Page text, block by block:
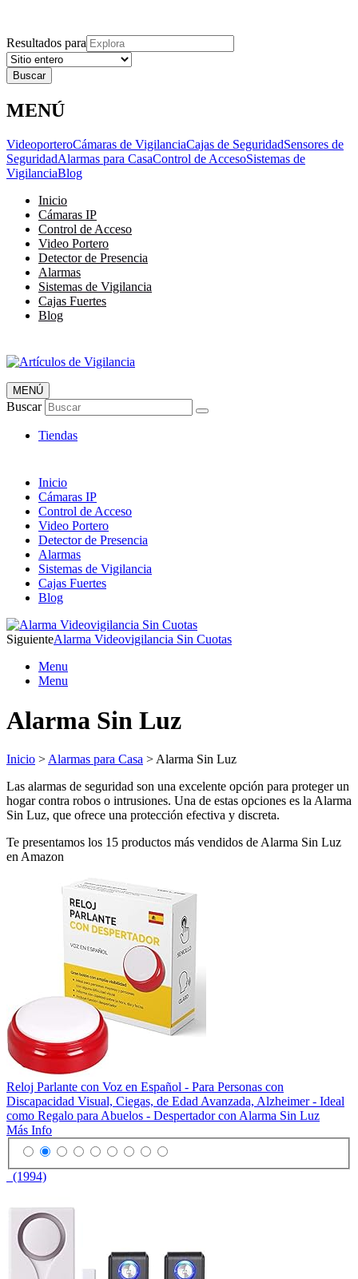
Resultados para
MENÚ
VideoporteroCámaras de VigilanciaCajas de SeguridadSensores de
SeguridadAlarmas para CasaControl de AccesoSistemas de
VigilanciaBlog
Inicio
Cámaras IP
Control de Acceso
Video Portero
Detector de Presencia
Alarmas
Sistemas de Vigilancia
Cajas Fuertes
Blog
Artículos de Vigilancia
Envió 24/7!!!
MENÚ
Buscar
Tiendas
Inicio
Cámaras IP
Control de Acceso
Video Portero
Detector de Presencia
Alarmas
Sistemas de Vigilancia
Cajas Fuertes
Blog
SiguienteAlarma Videovigilancia Sin Cuotas
Menu
Menu
Alarma Sin Luz
Inicio > Alarmas para Casa > Alarma Sin Luz
Las alarmas de seguridad son una excelente opción para proteger un
hogar contra robos o intrusiones. Una de estas opciones es la Alarma
Sin Luz, que ofrece una protección efectiva y discreta.
Te presentamos los 15 productos más vendidos de Alarma Sin Luz
en Amazon
Reloj Parlante con Voz en Español - Para Personas con
Discapacidad Visual, Ciegas, de Edad Avanzada, Alzheimer - Ideal
como Regalo para Abuelos - Despertador con Alarma Sin Luz
Más Info
(1994)